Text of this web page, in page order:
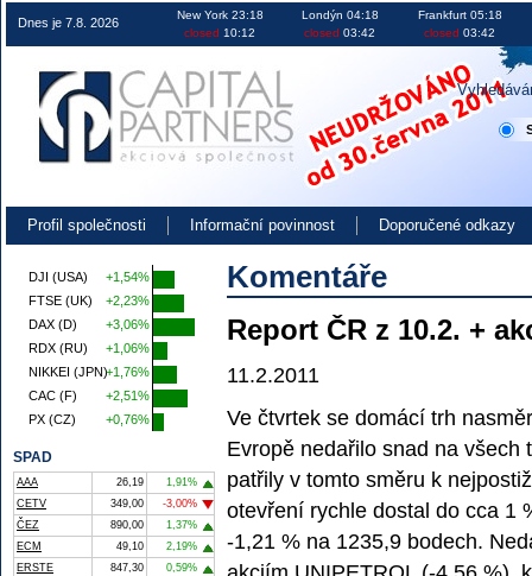
Obchodování na burze v ČR EU i USA investice akcie kurzy
Komentáře
Report ČR z 10.2. +
11.2.2011
Ve čtvrtek se domácí trh
Evropě nedařilo snad na
patřily v tomto směru k
otevření rychle dostal do cca 1
-1,21 % na 1235,9 bodech.
DJI (USA)
FTSE (UK)
DAX (D)
RDX (RU)
NIKKEI (JPN)
CAC (F)
PX (CZ)
+1,54%
+2,23%
+3,06%
+1,06%
+1,76%
+2,51%
+0,76%
SPAD
AAA 26,19
1,91%
CETV
349,00
-3,00%
ČEZ
890,00
1,37%
ECM
49,10
2,19%
ERSTE
847,30
0,59%
Dnes je 7.8. 2026
New York 23:18
closed 10:12
Londýn 04:18
closed 03:42
Frankfurt 05:18
closed 03:42
Profil společnosti Informační povinnost Doporučené odkazy